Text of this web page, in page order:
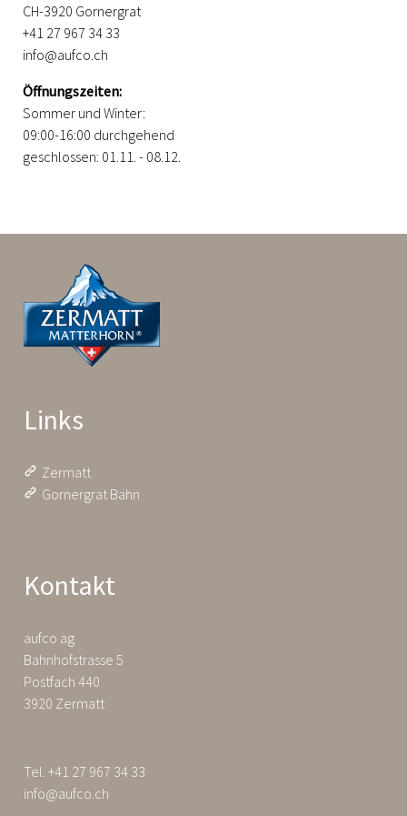
CH-3920 Gornergrat
+41 27 967 34 33
info@aufco.ch
Öffnungszeiten:
Sommer und Winter:
09:00-16:00 durchgehend
geschlossen: 01.11. - 08.12.
Links
Zermatt
Gornergrat Bahn
Kontakt
aufco ag
Bahnhofstrasse 5
Postfach 440
3920 Zermatt
Tel. +41 27 967 34 33
info@aufco.ch